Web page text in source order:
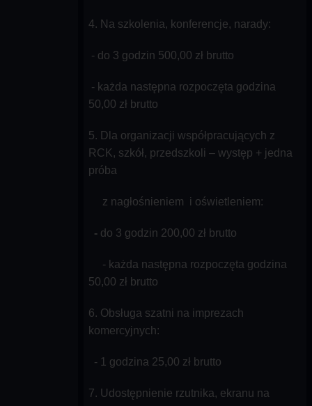
4. Na szkolenia, konferencje, narady:
- do 3 godzin 500,00 zł brutto
- każda następna rozpoczęta godzina
50,00 zł brutto
5. Dla organizacji współpracujących z
RCK, szkół, przedszkoli – występ + jedna
próba
z nagłośnieniem i oświetleniem:
- do 3 godzin 200,00 zł brutto
- każda następna rozpoczęta godzina
50,00 zł brutto
6. Obsługa szatni na imprezach
komercyjnych:
- 1 godzina 25,00 zł brutto
7. Udostępnienie rzutnika, ekranu na